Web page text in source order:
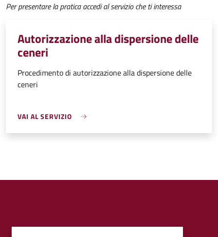
Per presentare la pratica accedi al servizio che ti interessa
Autorizzazione alla dispersione delle
ceneri
Procedimento di autorizzazione alla dispersione delle
ceneri
VAI AL SERVIZIO